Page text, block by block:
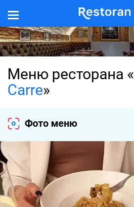
Меню ресторана «
Carre»
Фото меню